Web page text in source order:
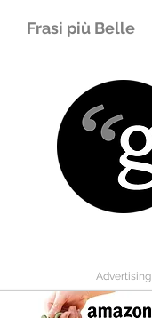
Frasi più Belle
Advertising